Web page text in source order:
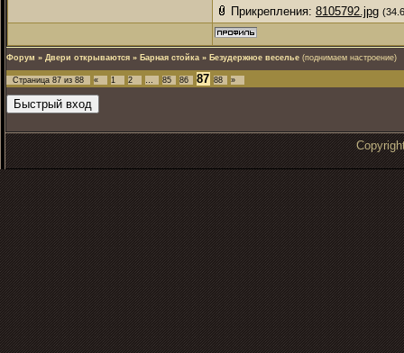
Прикрепления: 8105792.jpg
Форум » Двери открываются » Барная стойка » Безудержное веселье (поднимаем настроение)
Страница 87 из 88 « 1 2 … 85 86 87 88 »